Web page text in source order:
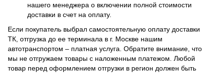
нашего менеджера о включении полной стоимости
доставки в счет на оплату.
Если покупатель выбрал самостоятельную оплату доставки
ТК, отгрузка до ее терминала в г. Москве нашим
автотранспортом – платная услуга. Обратите внимание, что
мы не отгружаем товары с наложенным платежом. Любой
товар перед оформлением отгрузки в регион должен быть